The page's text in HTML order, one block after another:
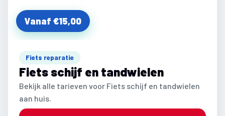
Vanaf €15,00
Fiets reparatie
Fiets schijf en tandwielen
Bekijk alle tarieven voor Fiets schijf en tandwielen
aan huis.